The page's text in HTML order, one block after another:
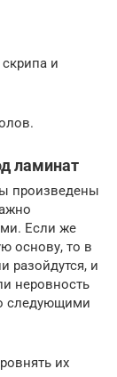
и
ламинат
произведены
Если же
основу, то в
разойдутся, и
неровность
следующими
их